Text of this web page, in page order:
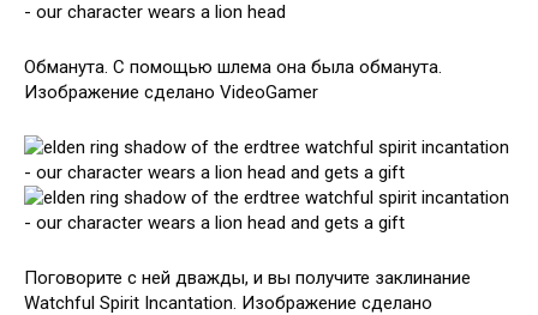
Обманута. С помощью шлема она была обманута.
Изображение сделано VideoGamer
Поговорите с ней дважды, и вы получите заклинание
Watchful Spirit Incantation. Изображение сделано